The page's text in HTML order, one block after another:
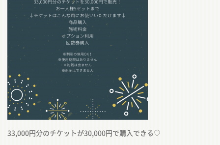
33,000円分のチケットが30,000円で購入できる♡